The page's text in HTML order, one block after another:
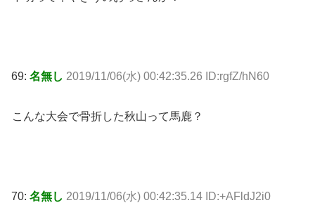
69: 名無し 2019/11/06(水) 00:42:35.26 ID:rgfZ/hN60
こんな大会で骨折した秋山って馬鹿？
70: 名無し 2019/11/06(水) 00:42:35.14 ID:+AFldJ2i0